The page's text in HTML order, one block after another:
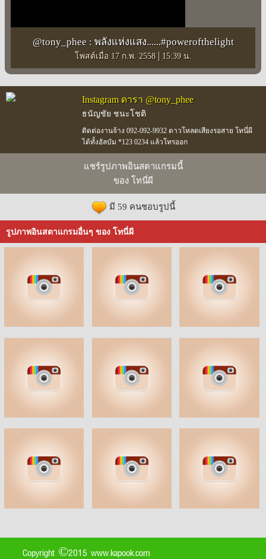
@tony_phee : พลังแห่งแสง......#powerofthelight
โพสต์เมื่อ 17 ก.พ. 2558 | 15:39 น.
Instagram ดารา @tony_phee
ธนัญชัย ชนะโชติ
ติดต่องานจ้าง 092-092-9932 ดาวโหลดเสียงรอสาย โทนี่ผี
ได้ทั้งอัลบัม *123 0234 แล้วโทรออก
แชร์รูปภาพอินสตาแกรมนี้
ของ โทนี่ผี
มี 59 คนชอบรูปนี้
รูปภาพอินสตาแกรมอื่นๆ ของ โทนี่ผี
Copyright ©2015 www.kapook.com